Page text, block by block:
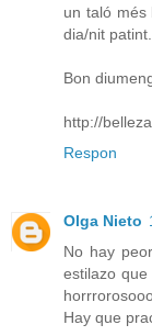
un taló més
dia/nit patint.
Bon
http://
Respon
Olga Nieto
No hay
estilazo
Hay que